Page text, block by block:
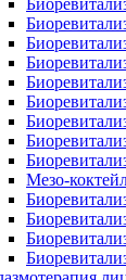
Мезо-